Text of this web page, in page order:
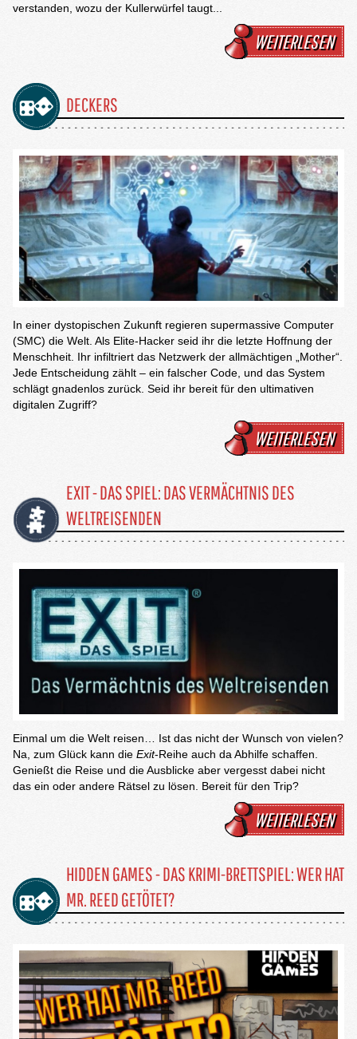
verstanden, wozu der Kullerwürfel taugt...
WEITERLESEN
DECKERS
In einer dystopischen Zukunft regieren supermassive Computer
(SMC) die Welt. Als Elite-Hacker seid ihr die letzte Hoffnung der
Menschheit. Ihr infiltriert das Netzwerk der allmächtigen „Mother“.
Jede Entscheidung zählt – ein falscher Code, und das System
schlägt gnadenlos zurück. Seid ihr bereit für den ultimativen
digitalen Zugriff?
WEITERLESEN
EXIT - DAS SPIEL: DAS VERMÄCHTNIS DES
WELTREISENDEN
Einmal um die Welt reisen… Ist das nicht der Wunsch von vielen?
Na, zum Glück kann die Exit-Reihe auch da Abhilfe schaffen.
Genießt die Reise und die Ausblicke aber vergesst dabei nicht
das ein oder andere Rätsel zu lösen. Bereit für den Trip?
WEITERLESEN
HIDDEN GAMES - DAS KRIMI-BRETTSPIEL: WER HAT
MR. REED GETÖTET?